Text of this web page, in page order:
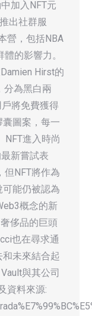
加入NFT元
出社群服
營，包括NBA
的影響力。
Hirst的
分為黑白兩
將免費獲得
圖案，每一
NFT進入時尚
新嘗試表
但NFT將作為
能仍被認為
概念的新
侈品的巨頭
也在尋求通
和未來結合起
與其公司
資料來源: